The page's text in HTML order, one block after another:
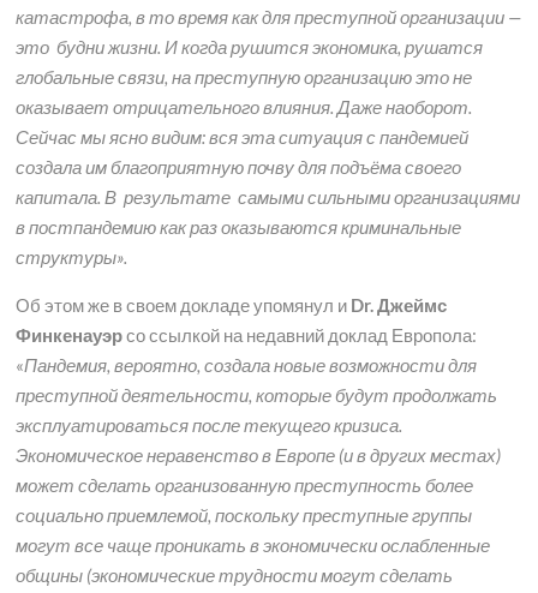
катастрофа, в то время как для преступной организации —
это будни жизни. И когда рушится экономика, рушатся
глобальные связи, на преступную организацию это не
оказывает отрицательного влияния. Даже наоборот.
Сейчас мы ясно видим: вся эта ситуация с пандемией
создала им благоприятную почву для подъёма своего
капитала. В результате самыми сильными организациями
в постпандемию как раз оказываются криминальные
структуры».
Об этом же в своем докладе упомянул и Dr. Джеймс
Финкенауэрсо ссылкой на недавний доклад Европола:
«Пандемия, вероятно, создала новые возможности для
преступной деятельности, которые будут продолжать
эксплуатироваться после текущего кризиса.
Экономическое неравенство в Европе (и в других местах)
может сделать организованную преступность более
социально приемлемой, поскольку преступные группы
могут все чаще проникать в экономически ослабленные
общины (экономические трудности могут сделать